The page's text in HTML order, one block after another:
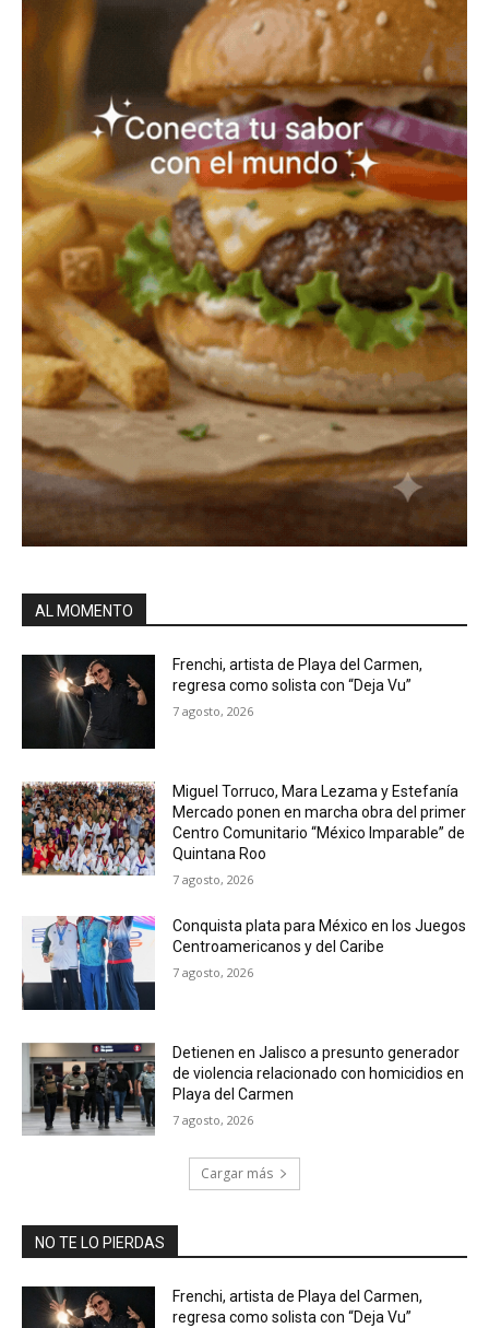
AL MOMENTO
Frenchi, artista de Playa del Carmen,
regresa como solista con “Deja Vu”
7 agosto, 2026
Miguel Torruco, Mara Lezama y Estefanía
Mercado ponen en marcha obra del primer
Centro Comunitario “México Imparable” de
Quintana Roo
7 agosto, 2026
Conquista plata para México en los Juegos
Centroamericanos y del Caribe
7 agosto, 2026
Detienen en Jalisco a presunto generador
de violencia relacionado con homicidios en
Playa del Carmen
7 agosto, 2026
Cargar más
NO TE LO PIERDAS
Frenchi, artista de Playa del Carmen,
regresa como solista con “Deja Vu”